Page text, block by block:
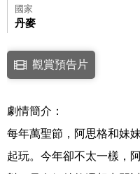
國家
丹麥
點擊下列連結開啟視窗後，
連結至Youtube網站觀看此
觀賞預告片
劇情簡介：
每年萬聖節，阿思格和妹
起玩。今年卻不太一樣，